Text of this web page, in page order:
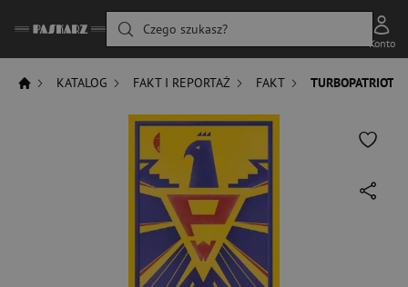
Czego szukasz?
Konto
KATALOG FAKT I REPORTAŻ FAKT